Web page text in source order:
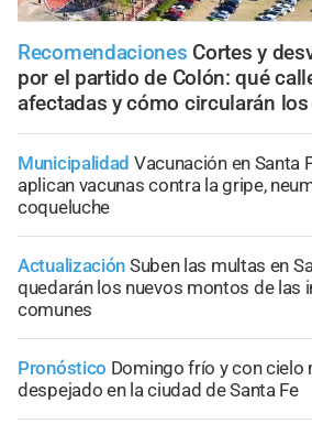
Recomendaciones Cortes y
por el partido de Colón: qué
afectadas y cómo circularán
Municipalidad Vacunación en Santa
aplican vacunas contra la gripe,
coqueluche
Actualización Suben las multas en
quedarán los nuevos montos de las
comunes
Pronóstico Domingo frío y con cielo
despejado en la ciudad de Santa Fe